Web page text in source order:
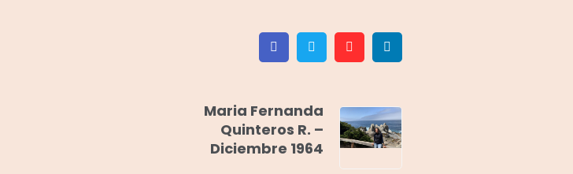
FacebookTwitter Pinterest
Maria Fernanda
Quinteros R. –
Diciembre 1964